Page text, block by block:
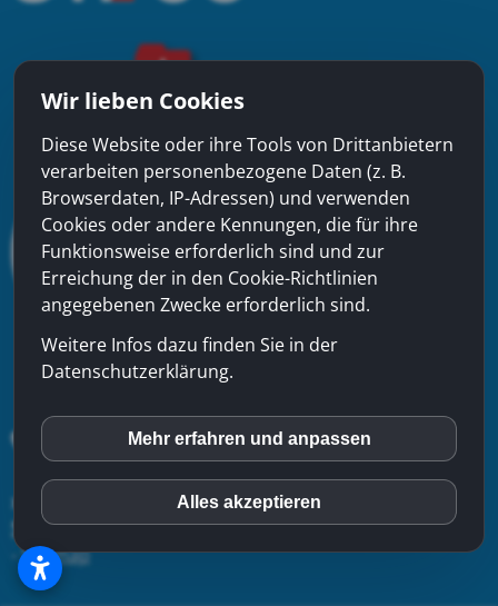
xinfra gmbh - Badstrasse 50 - CH-5200 Brugg - Tel:
544 22 22-Kontakt-Impressum-Datenschutzerklärung
-Sitemap
Wir lieben Cookies
Diese Website oder ihre Tools von Drittanbietern
verarbeiten personenbezogene Daten (z. B.
Browserdaten, IP-Adressen) und verwenden
Cookies oder andere Kennungen, die für ihre
Funktionsweise erforderlich sind und zur
Erreichung der in den Cookie-Richtlinien
angegebenen Zwecke erforderlich sind.
Weitere Infos dazu finden Sie in der
Datenschutzerklärung.
inCMS
Matomo (Piwik)
Mehr erfahren und anpassen
Alles akzeptieren